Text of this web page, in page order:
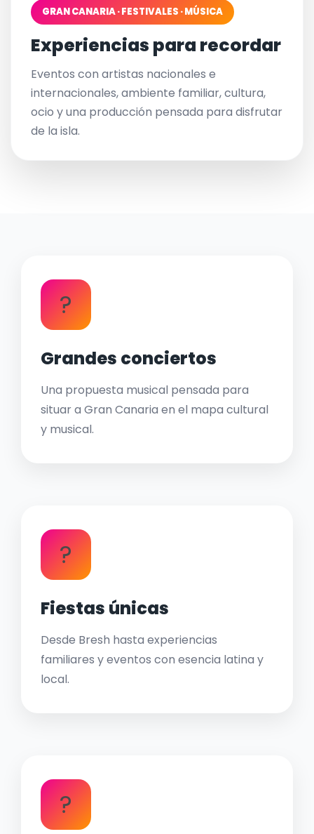
GRAN CANARIA · FESTIVALES · MÚSICA
Experiencias para recordar
Eventos con artistas nacionales e
internacionales, ambiente familiar, cultura,
ocio y una producción pensada para disfrutar
de la isla.
?
Grandes conciertos
Una propuesta musical pensada para
situar a Gran Canaria en el mapa cultural
y musical.
?
Fiestas únicas
Desde Bresh hasta experiencias
familiares y eventos con esencia latina y
local.
?